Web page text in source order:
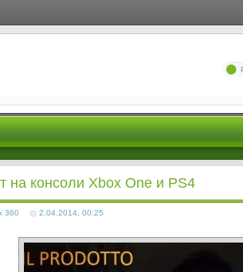
на консоли Xbox One и PS4
360 2.04.2014, 00:25